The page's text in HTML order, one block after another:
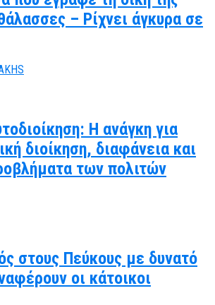
– Ρίχνει άγκυρα σε
Η ανάγκη για
διοίκηση, διαφάνεια και
των πολιτών
στους Πεύκους με δυνατό
οι κάτοικοι